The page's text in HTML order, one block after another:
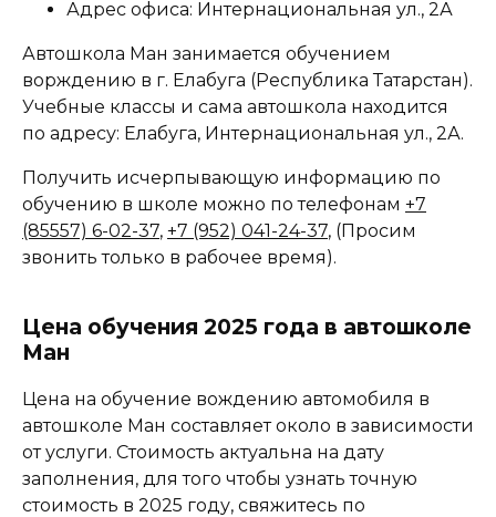
Адрес офиса: Интернациональная ул., 2А
Автошкола Ман занимается обучением
ворждению в г. Елабуга (Республика Татарстан).
Учебные классы и сама автошкола находится
по адресу: Елабуга, Интернациональная ул., 2А.
Получить исчерпывающую информацию по
обучению в школе можно по телефонам +7
(85557) 6-02-37, +7 (952) 041-24-37, (Просим
звонить только в рабочее время).
Цена обучения 2025 года в автошколе
Ман
Цена на обучение вождению автомобиля в
автошколе Ман составляет около в зависимости
от услуги. Стоимость актуальна на дату
заполнения, для того чтобы узнать точную
стоимость в 2025 году, свяжитесь по